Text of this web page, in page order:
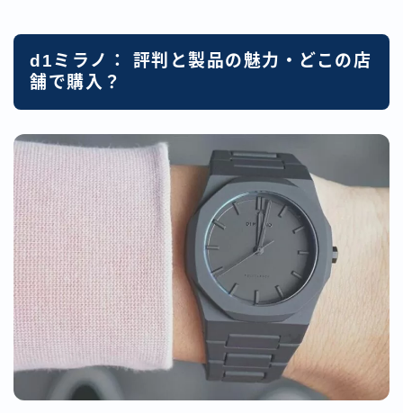
d1ミラノ： 評判と製品の魅力・どこの店
舗で購入？